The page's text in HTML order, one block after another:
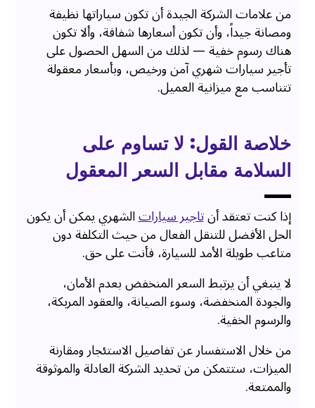
من علامات الشركة الجيدة أن تكون سياراتها نظيفة
ومصانة جيداً، وأن تكون أسعارها شفافة، وألا تكون
هناك رسوم خفية — لذلك من السهل الحصول على
تأجير سيارات شهري آمن ورخيص، وبأسعار معقولة
تتناسب مع ميزانية العميل.
خلاصة القول: لا تساوم على
السلامة مقابل السعر المعقول
إذا كنت تعتقد أنتاجير سياراتالشهري يمكن أن يكون
الحل الأفضل للتنقل الفعال من حيث التكلفة دون
متاعب طويلة الأمد للسيارة، فأنت على حق.
لا ينبغي أن يرتبط السعر المنخفض بعدم الأمان،
والجودة المنخفضة، وسوء الصيانة، والعقود المربكة،
والرسوم الخفية.
من خلال الاستفسار عن تفاصيل الاستئجار ومقارنة
الميزات، ستتمكن من تحديد الشركة العادلة والموثوقة
والممتعة.